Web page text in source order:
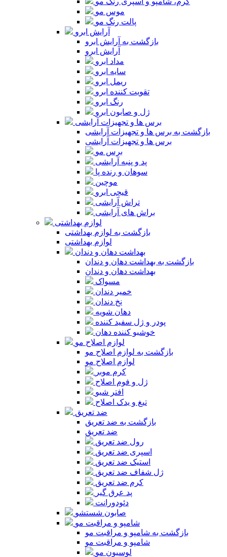
موس مو
پالت رنگ مو
آرایش ابرو
بازگشت به آرایش ابرو
آرایش ابرو
مداد ابرو
سایه ابرو
ریمل ابرو
تقویت کننده ابرو
رنگ ابرو
ژل و صابون ابرو
برس ها و تجهیزات آرایشی
بازگشت به برس ها و تجهیزات آرایشی
برس ها و تجهیزات آرایشی
برس مو
پد و پنبه آرایشی
سوهان و رنده پا
موچین
قیچی ابرو
تراش آرایشی
براش های آرایشی
لوازم بهداشتی
بازگشت به لوازم بهداشتی
لوازم بهداشتی
بهداشت دهان و دندان
بازگشت به بهداشت دهان و دندان
بهداشت دهان و دندان
مسواک
خمیر دندان
نخ دندان
دهان شویه
پودر و ژل سفید کننده
خوشبو کننده دهان
لوازم اصلاح مو
بازگشت به لوازم اصلاح مو
لوازم اصلاح مو
کرم موبر
ژل و فوم اصلاح
افتر شیو
تیغ و یدک اصلاح
ضد تعریق
بازگشت به ضد تعریق
ضد تعریق
رول ضد تعریق
اسپری ضد تعریق
استیک ضد تعریق
ژل شفاف ضد تعریق
کرم ضد تعریق
پد عرق گیر
دئودورانت
صابون شستشو
شامپو و مراقبت مو
بازگشت به شامپو و مراقبت مو
شامپو و مراقبت مو
لوسیون مو